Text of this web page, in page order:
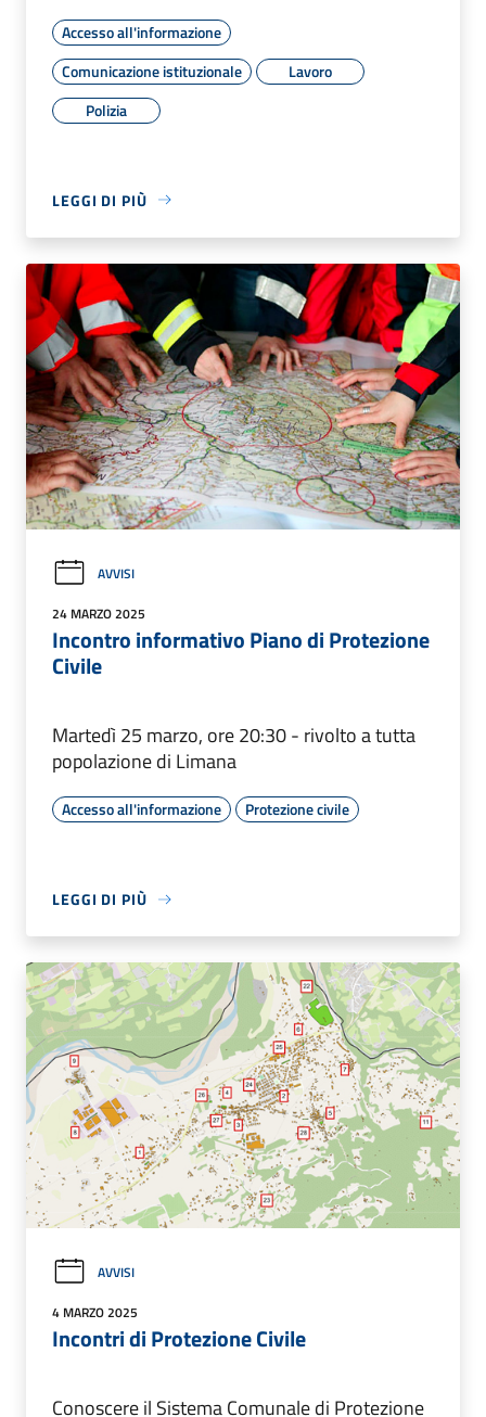
Accesso all'informazione
Comunicazione istituzionale
Lavoro
Polizia
LEGGI DI PIÙ
AVVISI
24 MARZO 2025
Incontro informativo Piano di Protezione
Civile
Martedì 25 marzo, ore 20:30 - rivolto a tutta
popolazione di Limana
Accesso all'informazione Protezione civile
LEGGI DI PIÙ
AVVISI
4 MARZO 2025
Incontri di Protezione Civile
Conoscere il Sistema Comunale di Protezione